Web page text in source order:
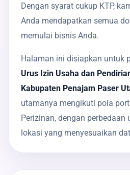
Dengan syarat cukup KTP,
Anda mendapatkan semua
memulai bisnis Anda.
Halaman ini disiapkan untuk
Urus Izin Usaha dan
Kabupaten Penajam Paser
utamanya mengikuti pola
Perizinan, dengan perbedaan
lokasi yang menyesuaikan